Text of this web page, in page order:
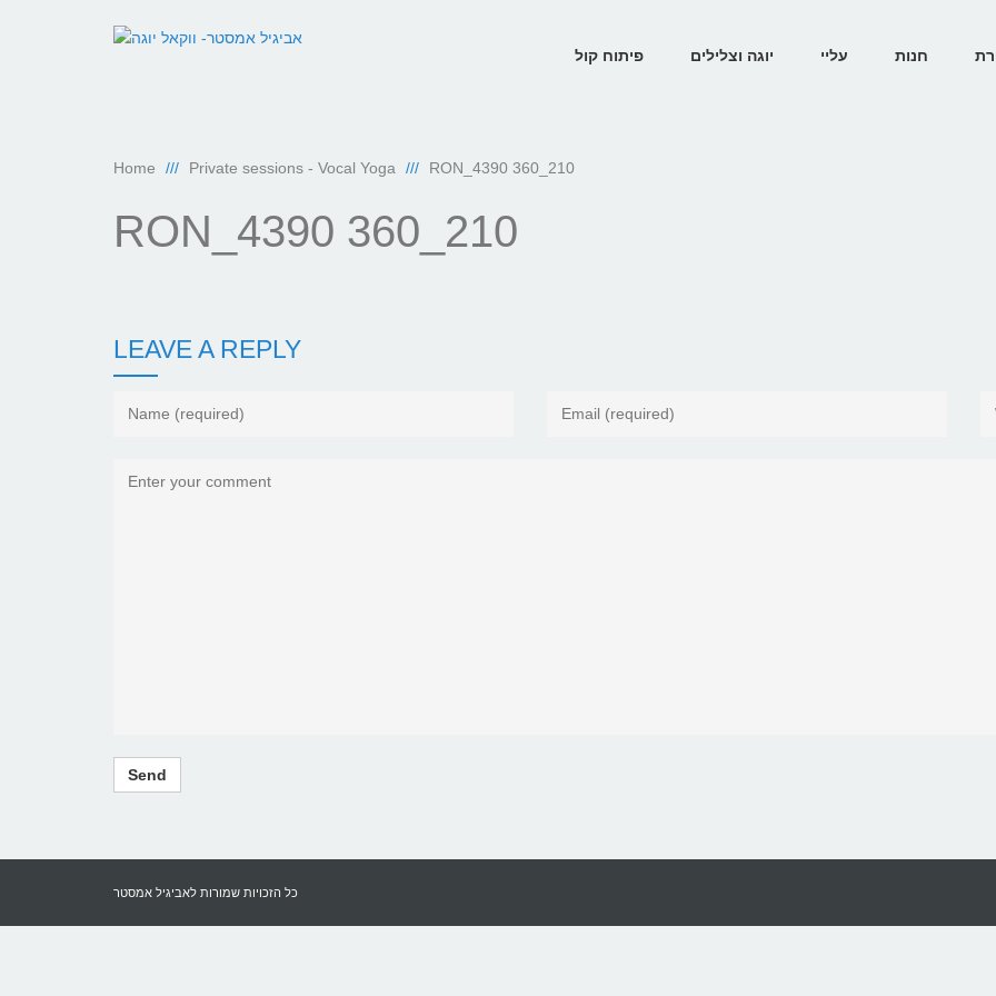
פיתוח קול יוגה וצלילים עליי חנות
Home Private sessions - Vocal Yoga RON_4390 360_210
RON_4390 360_210
LEAVE A REPLY
כל הזכויות שמורות לאביגיל אמסטר